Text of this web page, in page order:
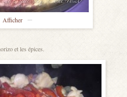
Afficher
et les épices.